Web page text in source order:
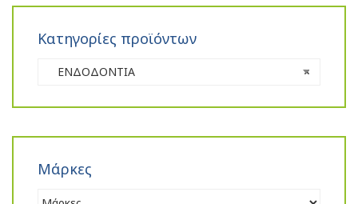
Κατηγορίες προϊόντων
×
ΕΝΔΟΔΟΝΤΙΑ
Μάρκες